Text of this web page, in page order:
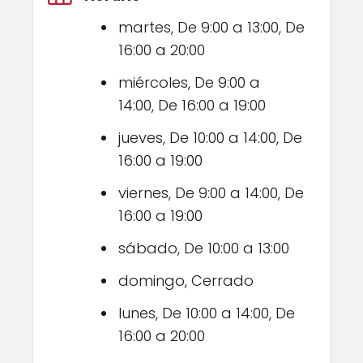
martes, De 9:00 a 13:00, De
16:00 a 20:00
miércoles, De 9:00 a
14:00, De 16:00 a 19:00
jueves, De 10:00 a 14:00, De
16:00 a 19:00
viernes, De 9:00 a 14:00, De
16:00 a 19:00
sábado, De 10:00 a 13:00
domingo, Cerrado
lunes, De 10:00 a 14:00, De
16:00 a 20:00